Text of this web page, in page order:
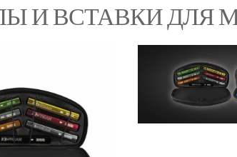
И ВСТАВКИ ДЛЯ